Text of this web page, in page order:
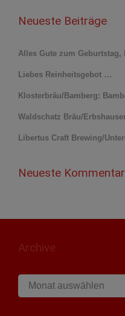
Neueste Beiträge
Alles Gute zum
Liebes Reinheitsgebot …
Klosterbräu/Bamberg:
Waldschatz Bräu/
Libertus Craft Brewing/
Neueste
Archive
Archive